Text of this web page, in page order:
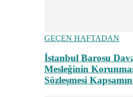
GEÇEN HAFTADAN
İstanbul Barosu
Mesleğinin
Sözleşmesi